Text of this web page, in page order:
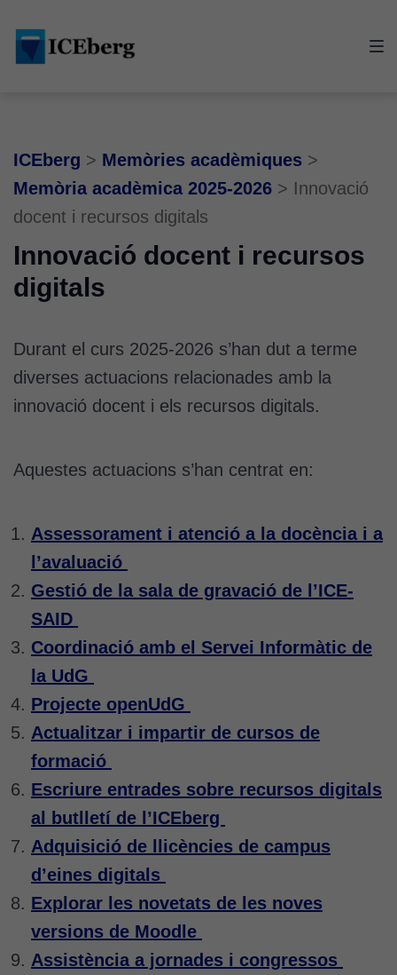
main
content
footer
ICEberg > Memòries acadèmiques >
Memòria acadèmica 2025-2026 > Innovació
docent i recursos digitals
Innovació docent i recursos
digitals
Durant el curs 2025-2026 s’han dut a terme
diverses actuacions relacionades amb la
innovació docent i els recursos digitals.
Aquestes actuacions s’han centrat en:
Assessorament i atenció a la docència i a
l’avaluació
Gestió de la sala de gravació de l’ICE-
SAID
Coordinació amb el Servei Informàtic de
la UdG
Projecte openUdG
Actualitzar i impartir de cursos de
formació
Escriure entrades sobre recursos digitals
al butlletí de l’ICEberg
Adquisició de llicències de campus
d’eines digitals
Explorar les novetats de les noves
versions de Moodle
Assistència a jornades i congressos